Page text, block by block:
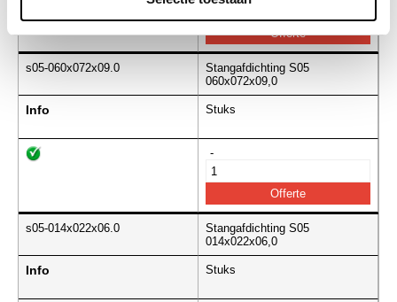
s05-060x072x09.0
Stangafdichting S05
060x072x09,0
Info Stuks
-
s05-014x022x06.0
Stangafdichting S05
014x022x06,0
Info Stuks